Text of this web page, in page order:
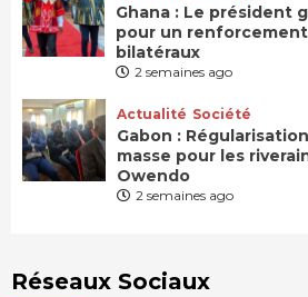
Ghana : Le président
pour un
bilatéraux
2 semaines ago
Actualité Société
Gabon :
masse pour les
Owendo
2 semaines ago
Réseaux Sociaux